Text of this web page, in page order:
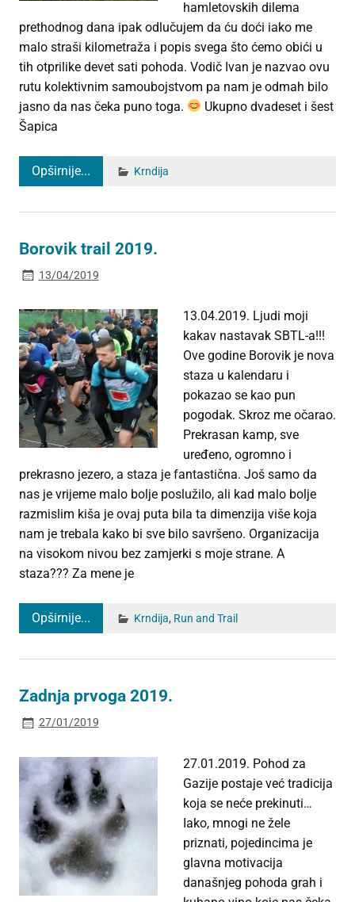
hamletovskih dilema
prethodnog dana ipak odlučujem da ću doći iako me
malo straši kilometraža i popis svega što ćemo obići u
tih otprilike devet sati pohoda. Vodič Ivan je nazvao ovu
rutu kolektivnim samoubojstvom pa nam je odmah bilo
jasno da nas čeka puno toga.
Ukupno dvadeset i šest
Šapica
Opširnije... Krndija
Borovik trail 2019.
13/04/2019
13.04.2019. Ljudi moji
kakav nastavak SBTL-a!!!
Ove godine Borovik je nova
staza u kalendaru i
pokazao se kao pun
pogodak. Skroz me očarao.
Prekrasan kamp, sve
uređeno, ogromno i
prekrasno jezero, a staza je fantastična. Još samo da
nas je vrijeme malo bolje poslužilo, ali kad malo bolje
razmislim kiša je ovaj puta bila ta dimenzija više koja
nam je trebala kako bi sve bilo savršeno. Organizacija
na visokom nivou bez zamjerki s moje strane. A
staza??? Za mene je
Opširnije... Krndija, Run and Trail
Zadnja prvoga 2019.
27/01/2019
27.01.2019. Pohod za
Gazije postaje već tradicija
koja se neće prekinuti…
Iako, mnogi ne žele
priznati, pojedincima je
glavna motivacija
današnjeg pohoda grah i